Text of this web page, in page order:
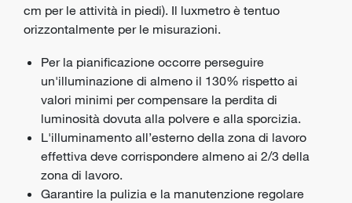
cm per le attività in piedi). Il luxmetro è tentuo
orizzontalmente per le misurazioni.
Per la pianificazione occorre perseguire
un'illuminazione di almeno il 130% rispetto ai
valori minimi per compensare la perdita di
luminosità dovuta alla polvere e alla sporcizia.
L'illuminamento all’esterno della zona di lavoro
effettiva deve corrispondere almeno ai 2/3 della
zona di lavoro.
Garantire la pulizia e la manutenzione regolare